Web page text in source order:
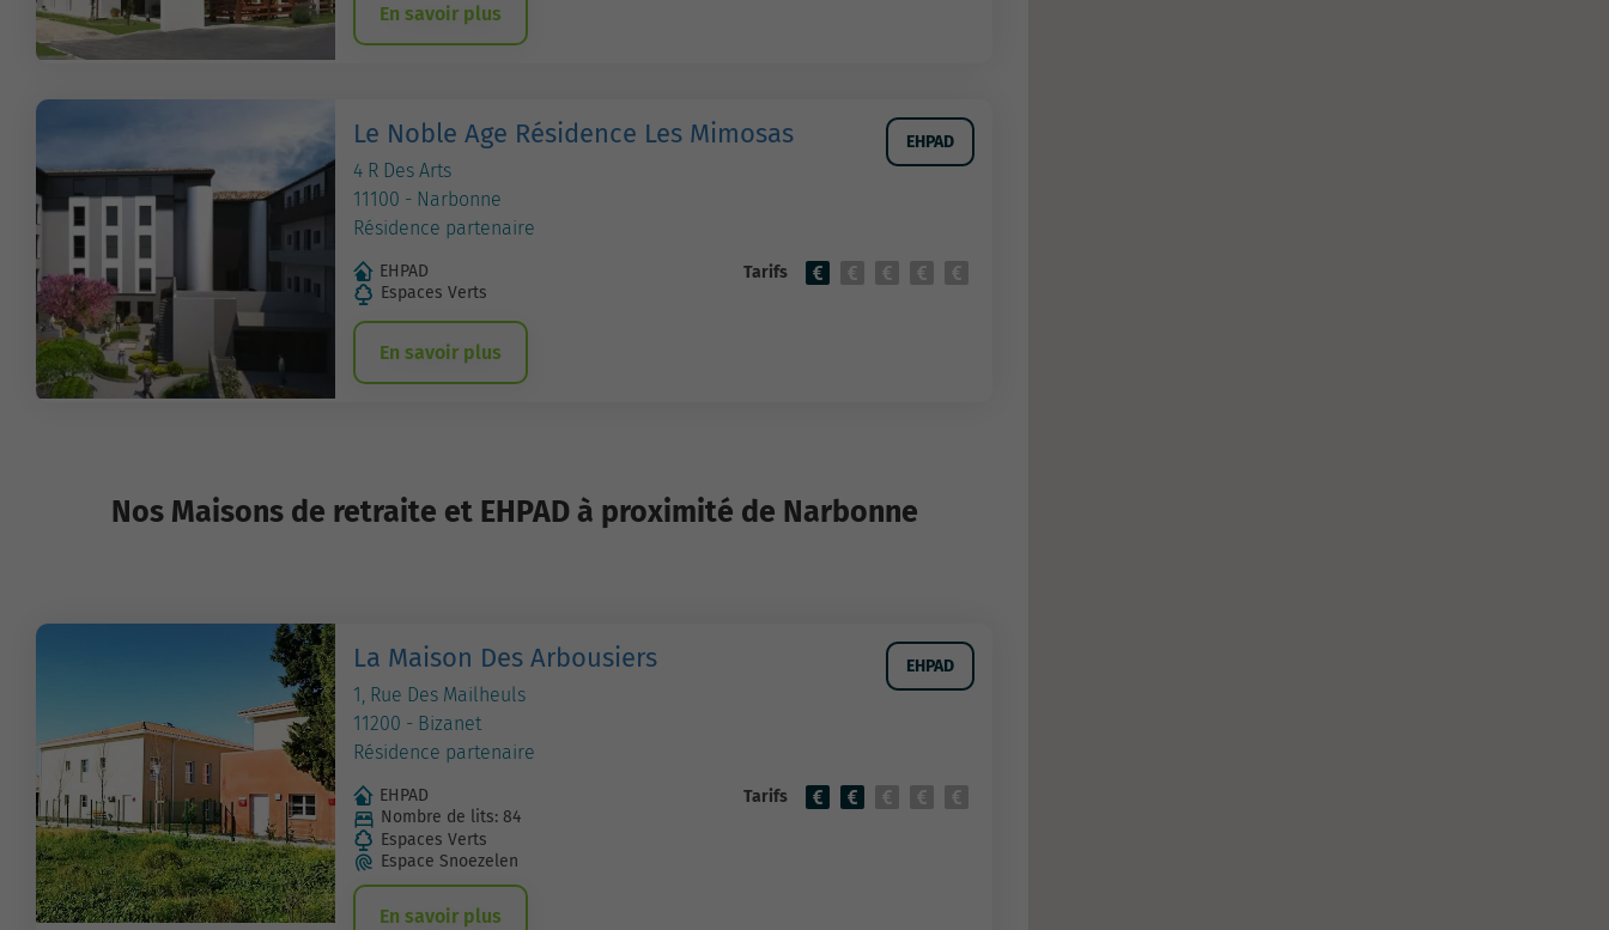
En savoir plus
Le Noble Age Résidence Les Mimosas
4 R Des Arts
11100 - Narbonne
Résidence partenaire
EHPAD
EHPAD
Espaces Verts
Tarifs
En savoir plus
Nos Maisons de retraite et EHPAD à proximité de Narbonne
La Maison Des Arbousiers
1, Rue Des Mailheuls
11200 - Bizanet
Résidence partenaire
EHPAD
EHPAD
Nombre de lits: 84
Espaces Verts
Espace Snoezelen
Tarifs
En savoir plus